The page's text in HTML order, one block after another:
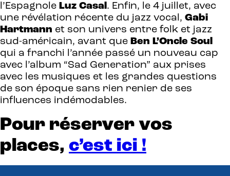
l’Espagnole Luz Casal . Enfin, le 4 juillet, avec
une révélation récente du jazz vocal, Gabi
Hartmann et son univers entre folk et jazz
sud-américain, avant que Ben L’Oncle Soul
qui a franchi l’année passé un nouveau cap
avec l’album “Sad Generation” aux prises
avec les musiques et les grandes questions
de son époque sans rien renier de ses
influences indémodables.
Pour réserver vos
places, c’est ici !